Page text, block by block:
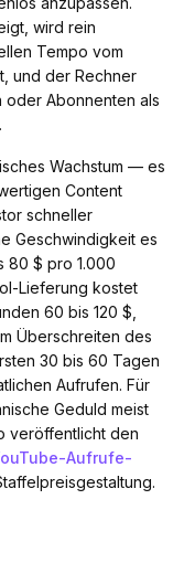
wird rein
Tempo vom
und der Rechner
Abonnenten als
Wachstum — es
Content
schneller
Geschwindigkeit es
80 $ pro 1.000
Lieferung kostet
60 bis 120 $,
Überschreiten des
30 bis 60 Tagen
Aufrufen. Für
Geduld meist
veröffentlicht den
Aufrufe-